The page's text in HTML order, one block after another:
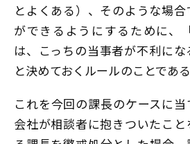
とよくある）、そのような場
ができるようにするために、
は、こっちの当事者が不利にな
と決めておくルールのことである
これを今回の課長のケースに
会社が相談者に抱きついたこ